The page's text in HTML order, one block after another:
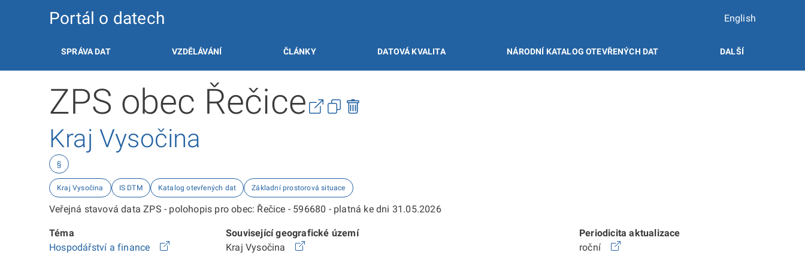
Portál o datech English
SPRÁVA DAT VZDĚLÁVÁNÍ ČLÁNKY DATOVÁ KVALITA NÁRODNÍ KATALOG OTEVŘENÝCH DAT DALŠÍ
ZPS obec Řečice
Kraj Vysočina
§
Kraj Vysočina IS DTM Katalog otevřených dat Základní prostorová situace
Veřejná stavová data ZPS - polohopis pro obec: Řečice - 596680 - platná ke dni 31.05.2026
Téma
Hospodářství a finance
Související geografické území
Kraj Vysočina
Periodicita aktualizace
roční